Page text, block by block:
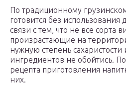
По традиционному
готовится без
связи с тем, что не все сорта
произрастающие на
нужную степень сахаристости
ингредиентов не обойтись.
рецепта приготовления
них.